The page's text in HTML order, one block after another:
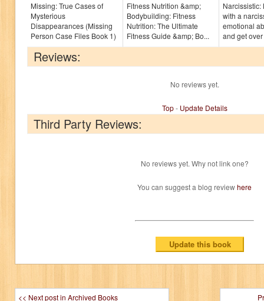
Missing: True Cases of
Mysterious
Disappearances (Missing
Person Case Files Book 1)
Fitness Nutrition &amp;
Bodybuilding: Fitness
Nutrition: The Ultimate
Fitness Guide &amp; Bo...
Narcissistic:
with a
emotional
and get
Reviews:
No reviews yet.
Top- Update Details
Third Party Reviews:
No reviews yet. Why not link one?
You can suggest a blog reviewhere
<< Next post in Archived Books